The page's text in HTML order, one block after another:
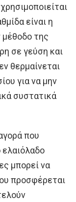
είναι η
της
σε γεύση και
θερμαίνεται
για να μην
συστατικά
που
μπορεί να
προσφέρεται